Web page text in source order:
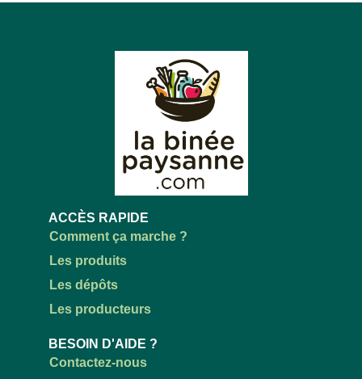
ACCÈS RAPIDE
Comment ça marche ?
Les produits
Les dépôts
Les producteurs
BESOIN D'AIDE ?
Contactez-nous